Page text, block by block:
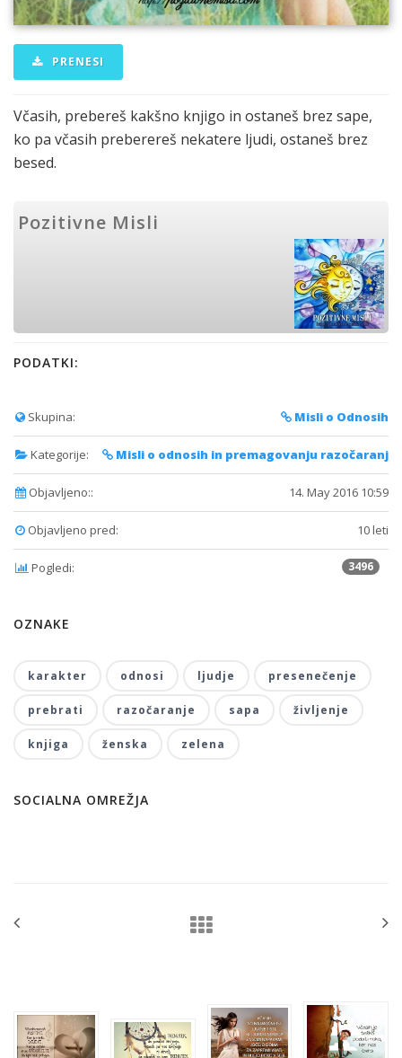
PRENESI
Včasih, prebereš kakšno knjigo in ostaneš brez sape,
ko pa včasih preberereš nekatere ljudi, ostaneš brez
besed.
Pozitivne Misli
PODATKI:
Skupina: Misli o Odnosih
Kategorije: Misli o odnosih in premagovanju razočaranj
Objavljeno:: 14. May 2016 10:59
Objavljeno pred: 10 leti
Pogledi: 3496
OZNAKE
karakter odnosi ljudje presenečenje
prebrati razočaranje sapa življenje
knjiga ženska zelena
SOCIALNA OMREŽJA